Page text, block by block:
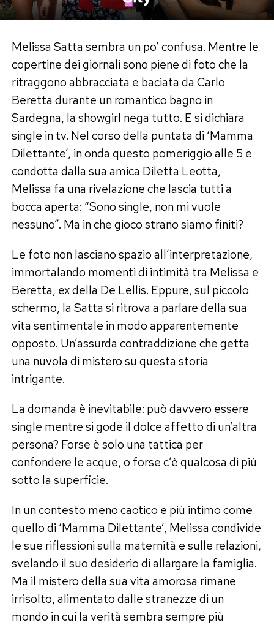
Melissa Satta sembra un po’ confusa. Mentre le
copertine dei giornali sono piene di foto che la
ritraggono abbracciata e baciata da Carlo
Beretta durante un romantico bagno in
Sardegna, la showgirl nega tutto. E si dichiara
single in tv. Nel corso della puntata di ‘Mamma
Dilettante’, in onda questo pomeriggio alle 5 e
condotta dalla sua amica Diletta Leotta,
Melissa fa una rivelazione che lascia tutti a
bocca aperta: “Sono single, non mi vuole
nessuno”. Ma in che gioco strano siamo finiti?
Le foto non lasciano spazio all’interpretazione,
immortalando momenti di intimità tra Melissa e
Beretta, ex della De Lellis. Eppure, sul piccolo
schermo, la Satta si ritrova a parlare della sua
vita sentimentale in modo apparentemente
opposto. Un’assurda contraddizione che getta
una nuvola di mistero su questa storia
intrigante.
La domanda è inevitabile: può davvero essere
single mentre si gode il dolce affetto di un’altra
persona? Forse è solo una tattica per
confondere le acque, o forse c’è qualcosa di più
sotto la superficie.
In un contesto meno caotico e più intimo come
quello di ‘Mamma Dilettante’, Melissa condivide
le sue riflessioni sulla maternità e sulle relazioni,
svelando il suo desiderio di allargare la famiglia.
Ma il mistero della sua vita amorosa rimane
irrisolto, alimentato dalle stranezze di un
mondo in cui la verità sembra sempre più